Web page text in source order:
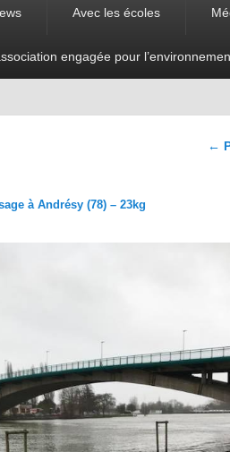
Avec les écoles
engagée pour
←
à Andrésy (78) – 23kg